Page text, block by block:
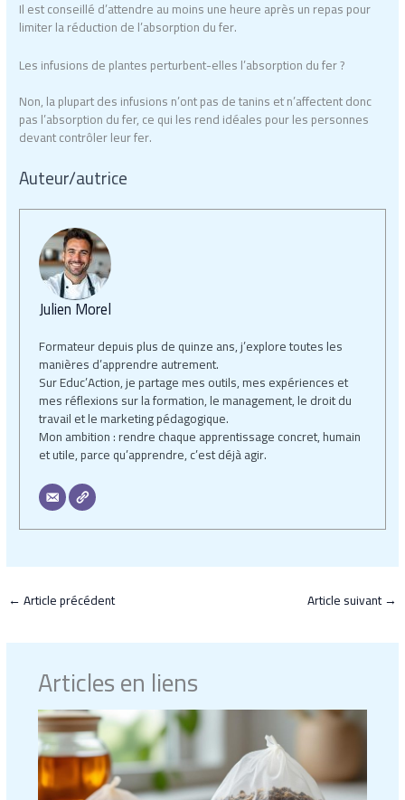
Il est conseillé d’attendre au moins une heure après un repas pour
limiter la réduction de l’absorption du fer.
Les infusions de plantes perturbent-elles l’absorption du fer ?
Non, la plupart des infusions n’ont pas de tanins et n’affectent donc
pas l’absorption du fer, ce qui les rend idéales pour les personnes
devant contrôler leur fer.
Auteur/autrice
Julien Morel
Formateur depuis plus de quinze ans, j’explore toutes les
manières d’apprendre autrement.
Sur Educ’Action, je partage mes outils, mes expériences et
mes réflexions sur la formation, le management, le droit du
travail et le marketing pédagogique.
Mon ambition : rendre chaque apprentissage concret, humain
et utile, parce qu’apprendre, c’est déjà agir.
←Article précédent Article suivant→
Articles en liens